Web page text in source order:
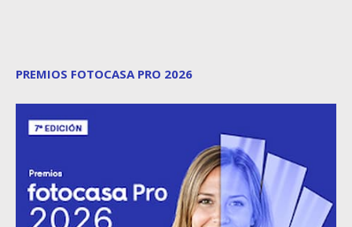
PREMIOS FOTOCASA PRO 2026